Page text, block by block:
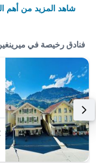
شاهد المزيد من أهم
فنادق رخيصة في